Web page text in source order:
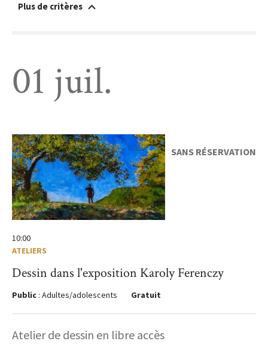
Plus de critères
01 juil.
SANS RÉSERVATION
10:00
ATELIERS
Dessin dans l'exposition Karoly Ferenczy
Public : Adultes/adolescents Gratuit
Atelier de dessin en libre accès